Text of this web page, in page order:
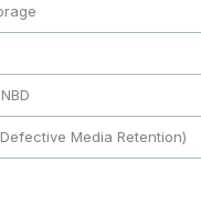
Media Retention)